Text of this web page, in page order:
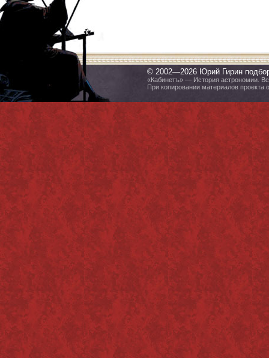
© 2002—2026 Юрий Гирин
«Кабинетъ» — История астрономии.
При копировании материалов проекта